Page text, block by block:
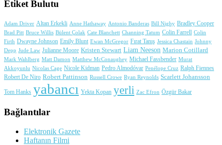
Etiket Bulutu
Adam Driver Altan Erkekli Anne Hathaway Antonio Banderas Bill Nighy Bradley Cooper
Brad Pitt Bruce Willis Bülent Çolak Cate Blanchett Channing Tatum Colin Farrell Colin
Firth Dwayne Johnson Emily Blunt Ewan McGregor Fırat Tanış Jessica Chastain Johnny
Depp Jude Law Julianne Moore Kristen Stewart Liam Neeson Marion Cotillard
Mark Wahlberg Matt Damon Matthew McConaughey Michael Fassbender Murat
Akkoyunlu Nicolas Cage Nicole Kidman Pedro Almodóvar Penélope Cruz Ralph Fiennes
Robert De Niro Robert Pattinson Russell Crowe Ryan Reynolds Scarlett Johansson
Tom Hanks yabancı Yekta Kopan yerli Zac Efron Özgür Bakar
Bağlantılar
Elektronik Gazete
Haftanın Filmi